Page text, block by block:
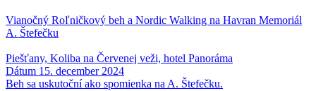
Vianočný Roľničkový beh a Nordic Walking na Havran Memoriál
A. Štefečku
Piešťany, Koliba na Červenej veži, hotel Panoráma
Dátum 15. december 2024
Beh sa uskutoční ako spomienka na A. Štefečku.